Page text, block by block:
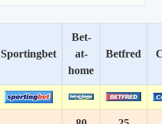
Sportingbet
Bet-
at-
home
Betfred